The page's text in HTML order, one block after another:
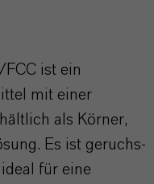
ist ein
mit einer
als Körner,
Es ist geruchs-
für eine